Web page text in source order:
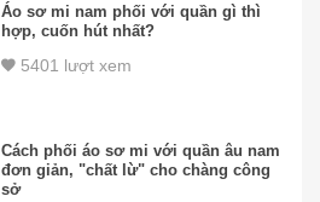
Áo sơ mi nam phối với quần gì thì
hợp, cuốn hút nhất?
5401 lượt xem
Cách phối áo sơ mi với quần âu nam
đơn giản, "chất lừ" cho chàng công
sở